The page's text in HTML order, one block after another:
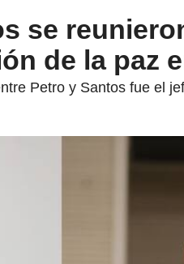
se
de la paz
Petro y Santos fue el